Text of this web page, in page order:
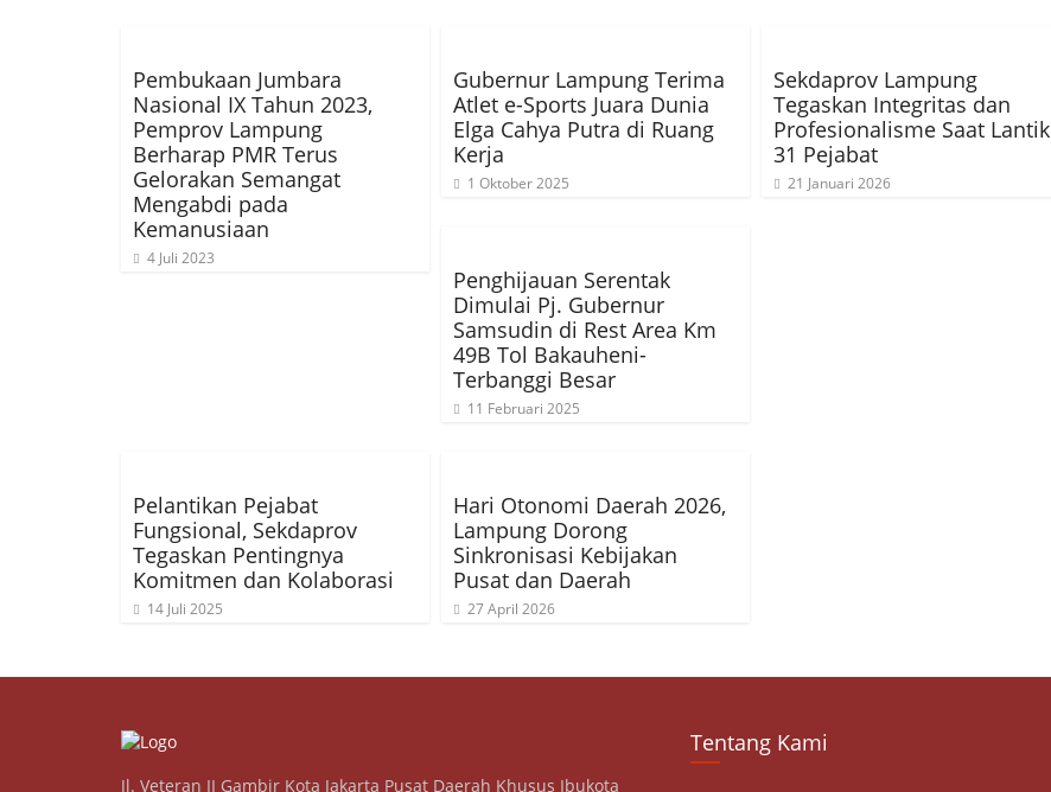
Pembukaan Jumbara
Nasional IX Tahun 2023,
Pemprov Lampung
Berharap PMR Terus
Gelorakan Semangat
Mengabdi pada
Kemanusiaan
4 Juli 2023
Gubernur Lampung Terima
Atlet e-Sports Juara Dunia
Elga Cahya Putra di Ruang
Kerja
1 Oktober 2025
Sekdaprov Lampung
Tegaskan Integritas dan
Profesionalisme Saat Lantik
31 Pejabat
21 Januari 2026
Penghijauan Serentak
Dimulai Pj. Gubernur
Samsudin di Rest Area Km
49B Tol Bakauheni-
Terbanggi Besar
11 Februari 2025
Pelantikan Pejabat
Fungsional, Sekdaprov
Tegaskan Pentingnya
Komitmen dan Kolaborasi
14 Juli 2025
Hari Otonomi Daerah 2026,
Lampung Dorong
Sinkronisasi Kebijakan
Pusat dan Daerah
27 April 2026
Jl. Veteran II Gambir Kota Jakarta Pusat Daerah Khusus Ibukota
Tentang Kami